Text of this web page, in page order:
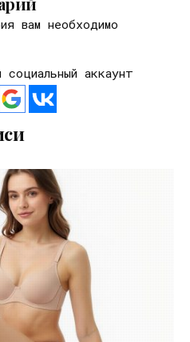
вам необходимо
аккаунт